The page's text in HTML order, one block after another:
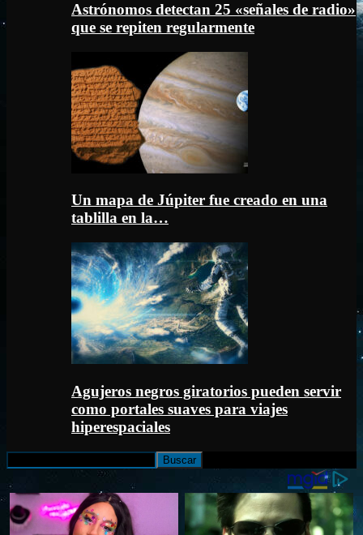
Astrónomos detectan 25 «señales de radio»
que se repiten regularmente
Un mapa de Júpiter fue creado en una
tablilla en la…
Agujeros negros giratorios pueden servir
como portales suaves para viajes
hiperespaciales